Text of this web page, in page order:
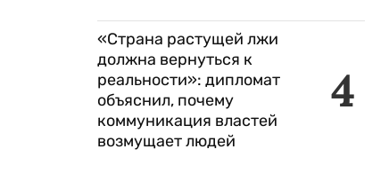
4
«Страна растущей лжи
должна вернуться к
реальности»: дипломат
объяснил, почему
коммуникация властей
возмущает людей